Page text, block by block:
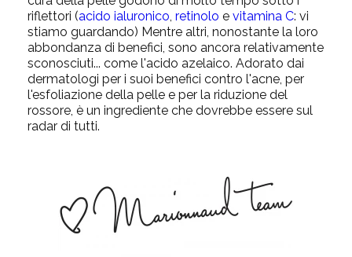
riflettori (acido ialuronico, retinolo e vitamina C: vi
stiamo guardando) Mentre altri, nonostante la loro
abbondanza di benefici, sono ancora relativamente
sconosciuti... come l'acido azelaico. Adorato dai
dermatologi per i suoi benefici contro l'acne, per
l'esfoliazione della pelle e per la riduzione del
rossore, è un ingrediente che dovrebbe essere sul
radar di tutti.